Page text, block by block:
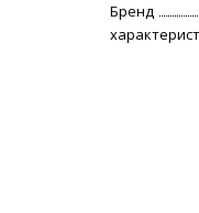
Бренд